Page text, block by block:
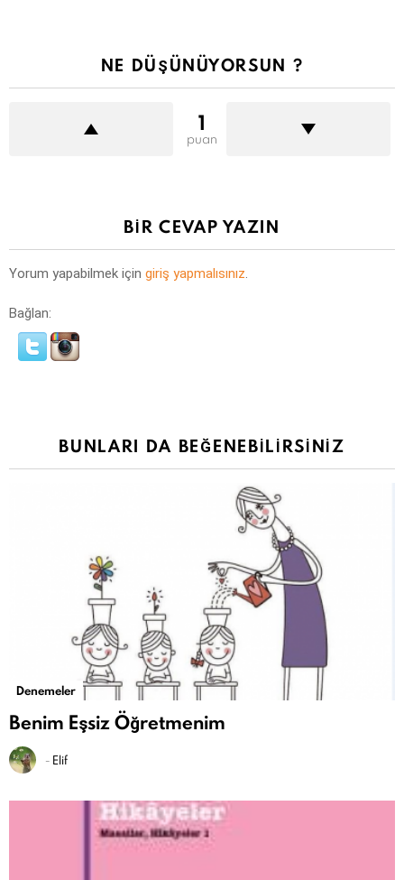
NE DÜŞÜNÜYORSUN ?
1
puan
BIR CEVAP YAZIN
Yorum yapabilmek için giriş yapmalısınız.
Bağlan:
BUNLARI DA BEĞENEBILIRSINIZ
Denemeler
Benim Eşsiz Öğretmenim
- Elif